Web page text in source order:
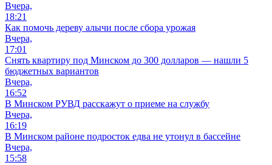
Вчера,
18:21
Как помочь дереву алычи после сбора урожая
Вчера,
17:01
Снять квартиру под Минском до 300 долларов — нашли 5
бюджетных вариантов
Вчера,
16:52
В Минском РУВД расскажут о приеме на службу
Вчера,
16:19
В Минском районе подросток едва не утонул в бассейне
Вчера,
15:58